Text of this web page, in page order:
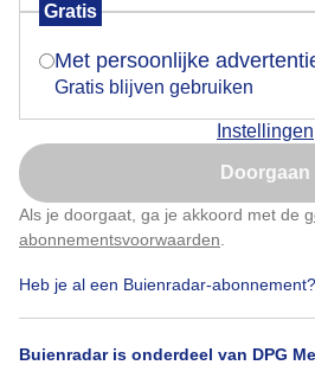
Gratis
Met persoonlijke
Gratis blijven gebruiken
Instellingen
Doorgaan
Als je doorgaat, ga je akkoord met de
abonnementsvoorwaarden
Heb je al een Buienradar-abonnement?
Buienradar is onderdeel van DPG
Zojuist in de regen. Fijne dag
Is goed, toon
Nu niet,
Klik hierom dit aan